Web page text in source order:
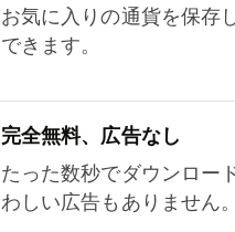
お気に入りの通貨を保存
できます。
完全無料、広告なし
たった数秒でダウンロー
わしい広告もありません。